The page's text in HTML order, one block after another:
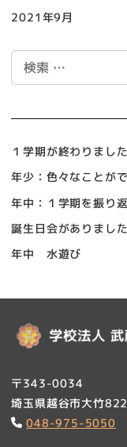
2021年9月
索
１学期が終わりました
年少：色々なことが
年中：１学期を振り
誕生日会がありました
年中 水遊び
〒343-0034
埼玉県越谷市大竹822
048-975-5050